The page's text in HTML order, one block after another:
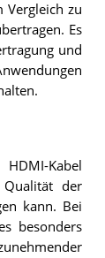
Vergleich zu
Es
und
Kabel
der
kann. Bei
besonders